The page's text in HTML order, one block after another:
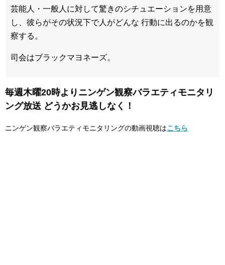
芸能人・一般人に対して驚きのシチュエーションを用意
し、彼らがその状況下で人がどんな 行動に出るのかを観
察する。
司会はブラックマヨネーズ。
毎週木曜20時よりニンゲン観察バラエティモニタリ
ング放送 どうかお見逃しなく！
ニンゲン観察バラエティモニタリングの動画視聴はこちら